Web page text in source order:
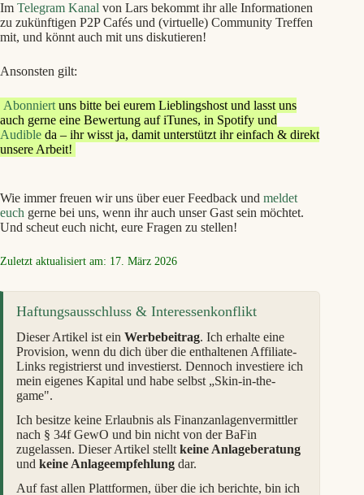
Im Telegram Kanal von Lars bekommt ihr alle Informationen
zu zukünftigen P2P Cafés und (virtuelle) Community Treffen
mit, und könnt auch mit uns diskutieren!
Ansonsten gilt:
Abonniert uns bitte bei eurem Lieblingshost und lasst uns
auch gerne eine Bewertung auf iTunes, in Spotify und
Audible da – ihr wisst ja, damit unterstützt ihr einfach & direkt
unsere Arbeit!
Wie immer freuen wir uns über euer Feedback und meldet
euch gerne bei uns, wenn ihr auch unser Gast sein möchtet.
Und scheut euch nicht, eure Fragen zu stellen!
Zuletzt aktualisiert am: 17. März 2026
Haftungsausschluss & Interessenkonflikt
Dieser Artikel ist ein Werbebeitrag. Ich erhalte eine
Provision, wenn du dich über die enthaltenen Affiliate-
Links registrierst und investierst. Dennoch investiere ich
mein eigenes Kapital und habe selbst „Skin-in-the-
game".
Ich besitze keine Erlaubnis als Finanzanlagenvermittler
nach § 34f GewO und bin nicht von der BaFin
zugelassen. Dieser Artikel stellt keine Anlageberatung
und keine Anlageempfehlung dar.
Auf fast allen Plattformen, über die ich berichte, bin ich